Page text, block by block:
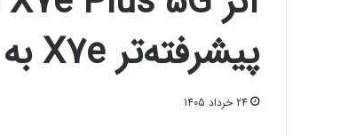
پیشرفته‌تر X7e به زودی معرفی می‌شود!
24 خرداد 1405